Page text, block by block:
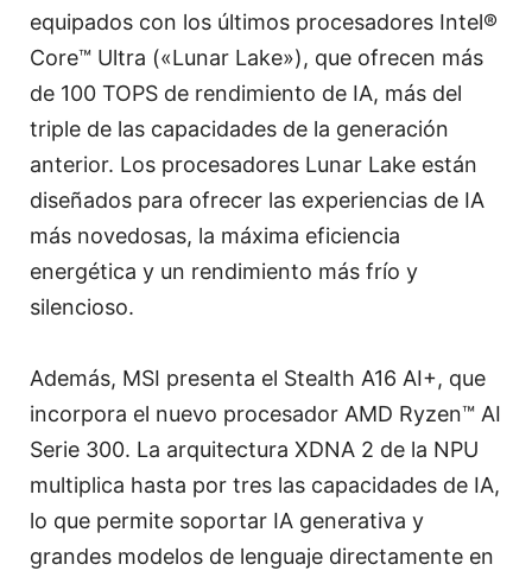
equipados con los últimos procesadores Intel®
Core™ Ultra («Lunar Lake»), que ofrecen más
de 100 TOPS de rendimiento de IA, más del
triple de las capacidades de la generación
anterior. Los procesadores Lunar Lake están
diseñados para ofrecer las experiencias de IA
más novedosas, la máxima eficiencia
energética y un rendimiento más frío y
silencioso.
Además, MSI presenta el Stealth A16 AI+, que
incorpora el nuevo procesador AMD Ryzen™ AI
Serie 300. La arquitectura XDNA 2 de la NPU
multiplica hasta por tres las capacidades de IA,
lo que permite soportar IA generativa y
grandes modelos de lenguaje directamente en